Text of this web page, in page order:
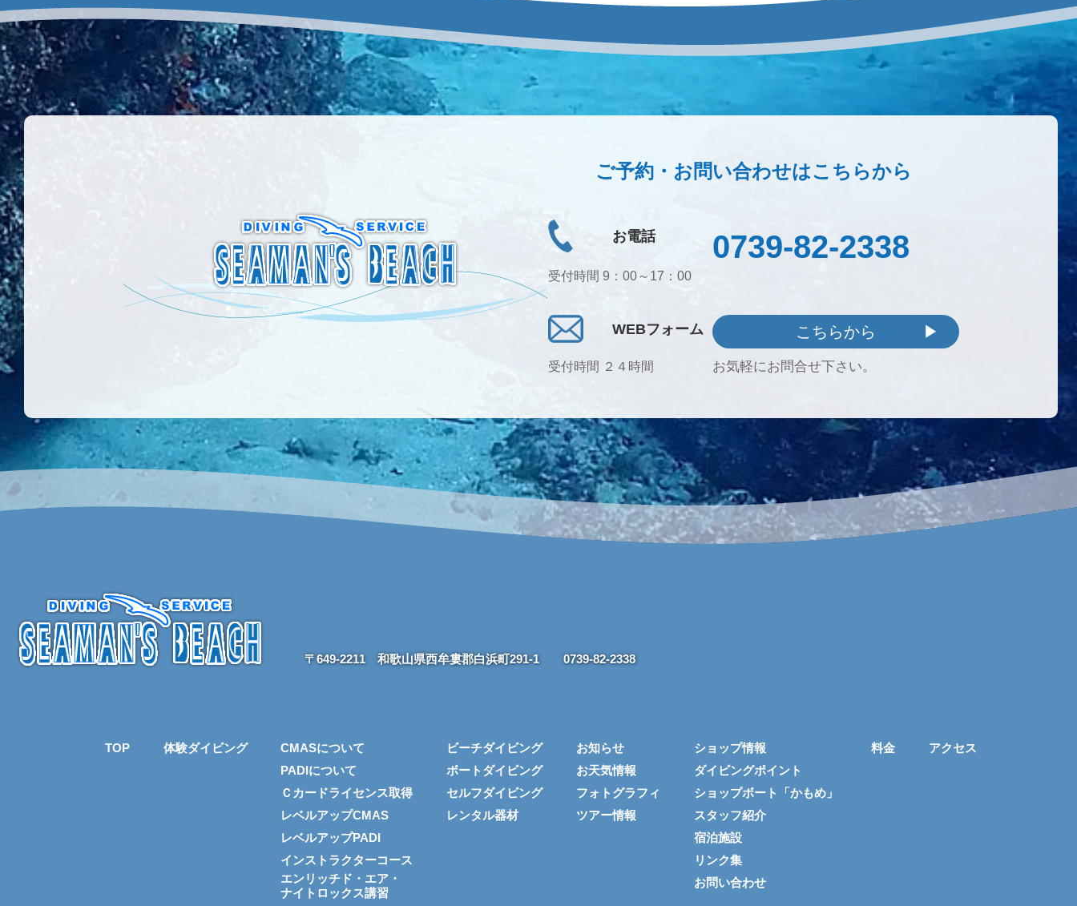
ご予約・お問い合わせはこちらから
お電話
受付時間 9：00～17：00
0739-82-2338
WEBフォーム
受付時間 ２４時間
こちらから
お気軽にお問合せ下さい。
〒649-2211 和歌山県西牟婁郡白浜町291-1 0739-82-2338
TOP 体験ダイビング
CMASについて
PADIについて
Ｃカードライセンス取得
レベルアップCMAS
レベルアップPADI
インストラクターコース
エンリッチド・エア・
ナイトロックス講習
ビーチダイビング
ボートダイビング
セルフダイビング
レンタル器材
お知らせ
お天気情報
フォトグラフィ
ツアー情報
ショップ情報
ダイビングポイント
ショップボート「かもめ」
スタッフ紹介
宿泊施設
リンク集
お問い合わせ
料金 アクセス